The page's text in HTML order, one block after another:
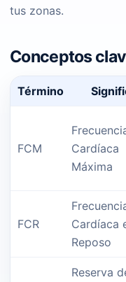
tus zonas.
Conceptos
Término
FCM
Cardíaca
Máxima
FCR
Cardíaca
Reposo
Reserva